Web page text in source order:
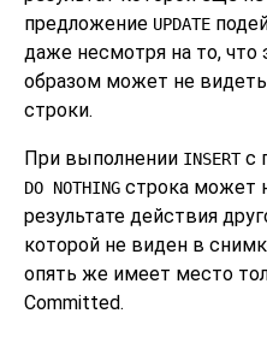
предложение UPDATE
даже несмотря на то,
образом может не видеть
строки.
При выполнении INSERTс
DO NOTHING строка может
результате действия
которой не виден в
опять же имеет место
Committed.